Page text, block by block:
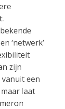
‘netwerk’
zijn
vanuit een
laat